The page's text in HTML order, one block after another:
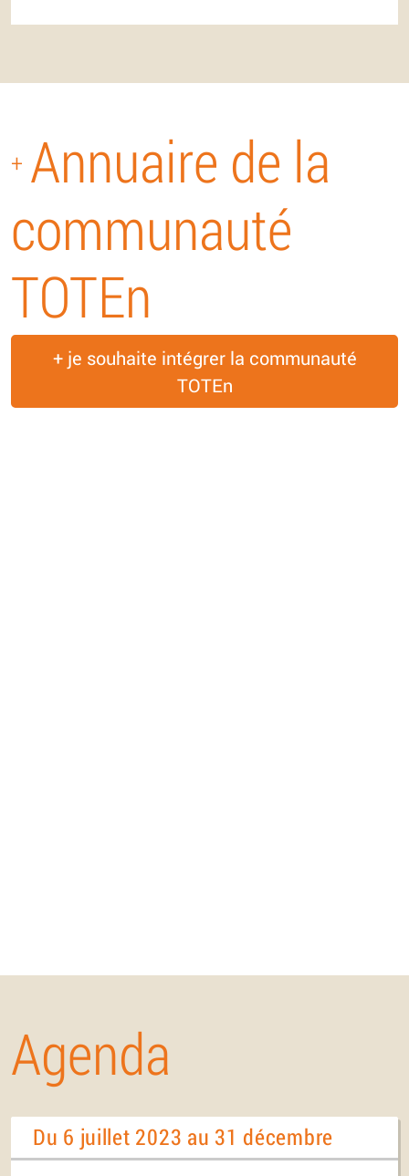
+ Annuaire de la
communauté
TOTEn
+ je souhaite intégrer la communauté
TOTEn
Agenda
Du 6 juillet 2023 au 31 décembre